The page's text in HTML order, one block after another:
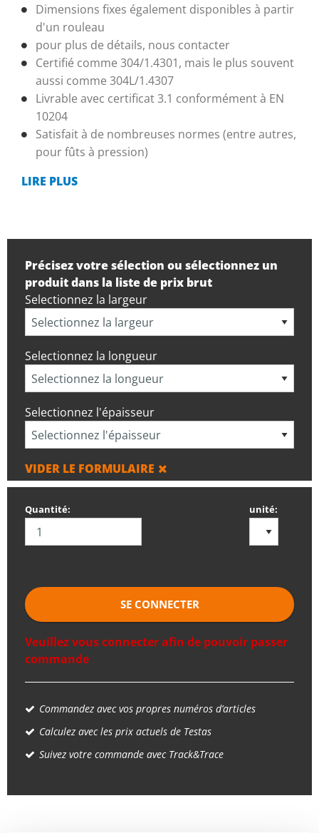
Dimensions fixes également disponibles à partir
d'un rouleau
pour plus de détails, nous contacter
Certifié comme 304/1.4301, mais le plus souvent
aussi comme 304L/1.4307
Livrable avec certificat 3.1 conformément à EN
10204
Satisfait à de nombreuses normes (entre autres,
pour fûts à pression)
LIRE PLUS
Précisez votre sélection ou sélectionnez un
produit dans la liste de prix brut
Selectionnez la largeur
Selectionnez la longueur
Selectionnez l'épaisseur
VIDER LE FORMULAIRE
Quantité: unité:
SE CONNECTER
Veuillez vous connecter afin de pouvoir passer
commande
Commandez avec vos propres numéros d’articles
Calculez avec les prix actuels de Testas
Suivez votre commande avec Track&Trace